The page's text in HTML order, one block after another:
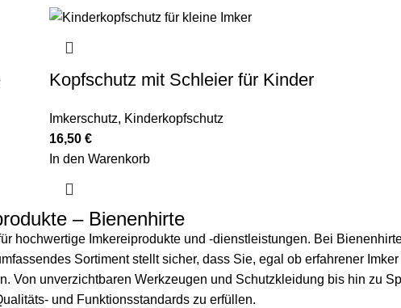
Kopfschutz mit Schleier für Kinder
Imkerschutz, Kinderkopfschutz
16,50 €
In den Warenkorb
– Bienenhirte
hochwertige Imkereiprodukte und -dienstleistungen. Bei
Sortiment stellt sicher, dass Sie, egal ob erfahrener
Von unverzichtbaren Werkzeugen und Schutzkleidung bis hin zu
und Funktionsstandards zu erfüllen.